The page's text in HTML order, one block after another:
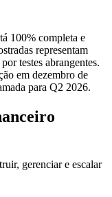
100% completa e
representam
testes abrangentes.
em dezembro de
para Q2 2026.
gerenciar e escalar